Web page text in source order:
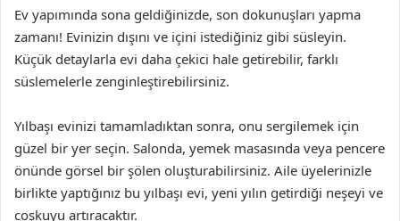
Ev yapımında sona geldiğinizde, son dokunuşları yapma
zamanı! Evinizin dışını ve içini istediğiniz gibi süsleyin.
Küçük detaylarla evi daha çekici hale getirebilir, farklı
süslemelerle zenginleştirebilirsiniz.
Yılbaşı evinizi tamamladıktan sonra, onu sergilemek için
güzel bir yer seçin. Salonda, yemek masasında veya pencere
önünde görsel bir şölen oluşturabilirsiniz. Aile üyelerinizle
birlikte yaptığınız bu yılbaşı evi, yeni yılın getirdiği neşeyi ve
coşkuyu artıracaktır.